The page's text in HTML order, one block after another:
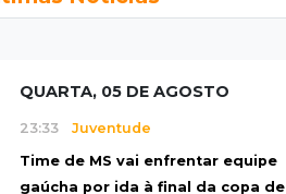
QUARTA, 05 DE AGOSTO
23:33 Juventude
Time de MS vai enfrentar equipe
gaúcha por ida à final da copa de